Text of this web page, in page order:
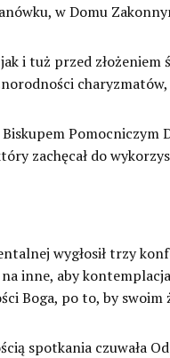
w Domu
i tuż przed złożeniem
Biskupem Pomocniczym
zachęcał do
wygłosił trzy
inne, aby kontemplacja
Boga, po to, by swoim
spotkania czuwała